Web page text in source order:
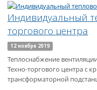
Индивидуальный
торгового центра
12 ноября 2019
Теплоснабжение
Техно-торгового центра с
трансформаторной